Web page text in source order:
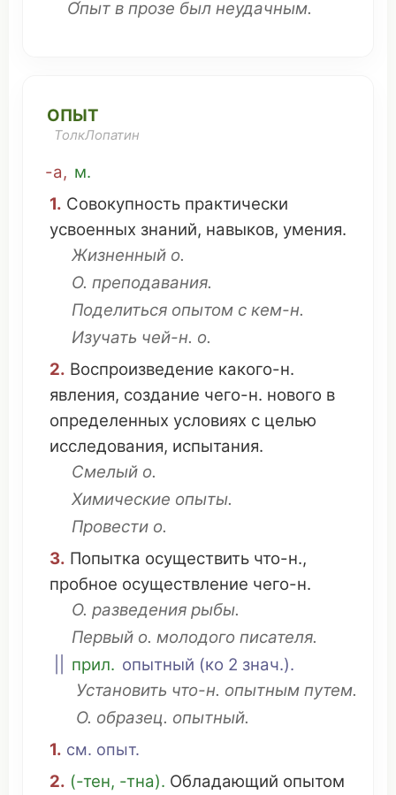
О́пыт в прозе был неудачным.
ОПЫТ
ТолкЛопатин
-а, м.
1. Совокупность практически
усвоенных знаний, навыков, умения.
Жизненный о.
О. преподавания.
Поделиться опытом с кем-н.
Изучать чей-н. о.
2. Воспроизведение какого-н.
явления, создание чего-н. нового в
определенных условиях с целью
исследования, испытания.
Смелый о.
Химические опыты.
Провести о.
3. Попытка осуществить что-н.,
пробное осуществление чего-н.
О. разведения рыбы.
Первый о. молодого писателя.
прил. опытный (ко 2 знач.).
Установить что-н. опытным путем.
О. образец. опытный.
1. см. опыт.
2. (-тен, -тна). Обладающий опытом